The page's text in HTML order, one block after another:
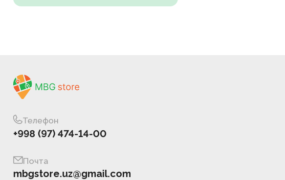
Телефон
+998 (97) 474-14-00
Почта
mbgstore.uz@gmail.com